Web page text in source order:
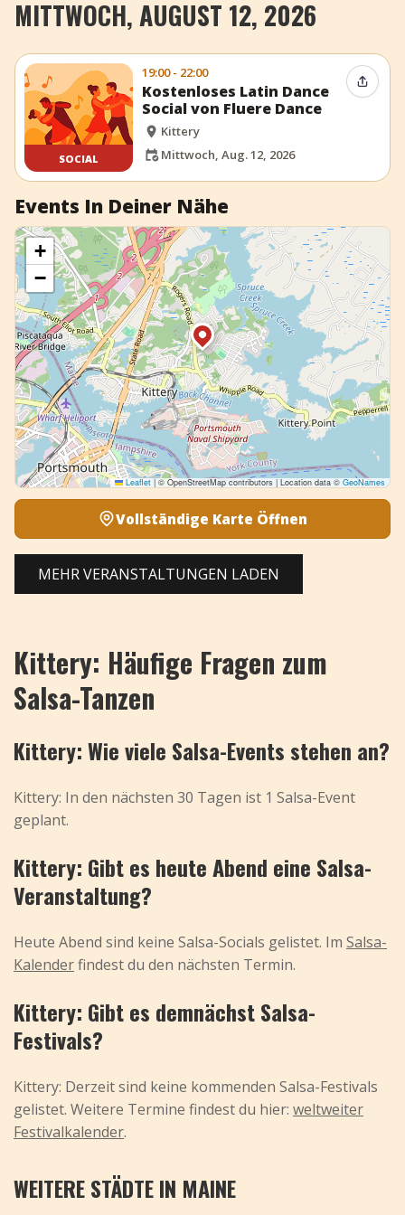
+ Event hinzufügen
MITTWOCH, AUGUST 12, 2026
SOCIAL
19:00 - 22:00
Kostenloses Latin Dance
Social von Fluere Dance
Kittery
Mittwoch, Aug. 12, 2026
Event
Events In Deiner Nähe
+
−
Leaflet |© OpenStreetMap contributors | Location data ©GeoNames
Vollständige Karte Öffnen
MEHR VERANSTALTUNGEN LADEN
Kittery: Häufige Fragen zum
Salsa-Tanzen
Kittery: Wie viele Salsa-Events stehen an?
Kittery: In den nächsten 30 Tagen ist 1 Salsa-Event
geplant.
Kittery: Gibt es heute Abend eine Salsa-
Veranstaltung?
Heute Abend sind keine Salsa-Socials gelistet. Im Salsa-
Kalenderfindest du den nächsten Termin.
Kittery: Gibt es demnächst Salsa-
Festivals?
Kittery: Derzeit sind keine kommenden Salsa-Festivals
gelistet. Weitere Termine findest du hier: weltweiter
Festivalkalender.
WEITERE STÄDTE IN MAINE